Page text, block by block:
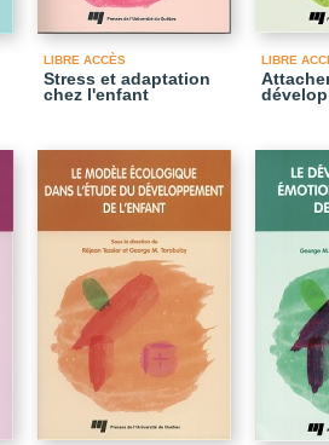
LIBRE ACCÈS
Stress et adaptation
chez l'enfant
LIBRE